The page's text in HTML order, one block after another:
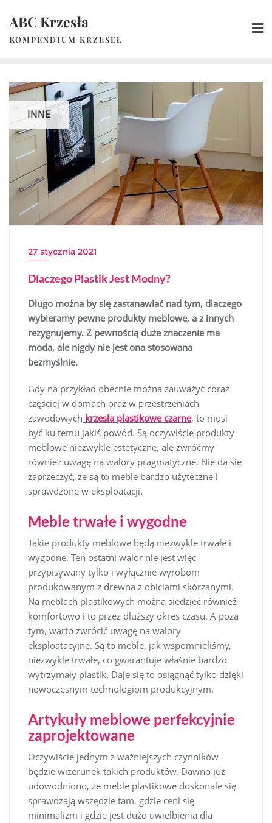
content
ABC Krzesła
KOMPENDIUM KRZESEŁ
INNE
27 stycznia 2021
Dlaczego Plastik Jest Modny?
Długo można by się zastanawiać nad tym, dlaczego
wybieramy pewne produkty meblowe, a z innych
rezygnujemy. Z pewnością duże znaczenie ma
moda, ale nigdy nie jest ona stosowana
bezmyślnie.
Gdy na przykład obecnie można zauważyć coraz
częściej w domach oraz w przestrzeniach
zawodowych krzesła plastikowe czarne, to musi
być ku temu jakiś powód. Są oczywiście produkty
meblowe niezwykle estetyczne, ale zwróćmy
również uwagę na walory pragmatyczne. Nie da się
zaprzeczyć, że są to meble bardzo użyteczne i
sprawdzone w eksploatacji.
Meble trwałe i wygodne
Takie produkty meblowe będą niezwykle trwałe i
wygodne. Ten ostatni walor nie jest więc
przypisywany tylko i wyłącznie wyrobom
produkowanym z drewna z obiciami skórzanymi.
Na meblach plastikowych można siedzieć również
komfortowo i to przez dłuższy okres czasu. A poza
tym, warto zwrócić uwagę na walory
eksploatacyjne. Są to meble, jak wspomnieliśmy,
niezwykle trwałe, co gwarantuje właśnie bardzo
wytrzymały plastik. Daje się to osiągnąć tylko dzięki
nowoczesnym technologiom produkcyjnym.
Artykuły meblowe perfekcyjnie
zaprojektowane
Oczywiście jednym z ważniejszych czynników
będzie wizerunek takich produktów. Dawno już
udowodniono, że meble plastikowe doskonale się
sprawdzają wszędzie tam, gdzie ceni się
minimalizm i gdzie jest dużo uwielbienia dla